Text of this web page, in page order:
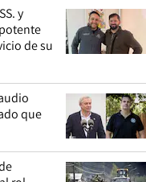
y
de su
que